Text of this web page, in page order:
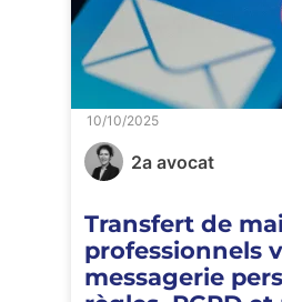
2a avocat
Transfert de
professionnels
messagerie
10/10/2025